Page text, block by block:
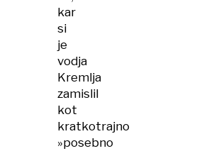
kar
si
je
vodja
Kremlja
zamislil
kot
kratkotrajno
»posebno